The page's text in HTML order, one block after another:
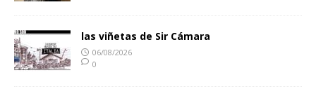
las viñetas de Sir Cámara
06/08/2026
0